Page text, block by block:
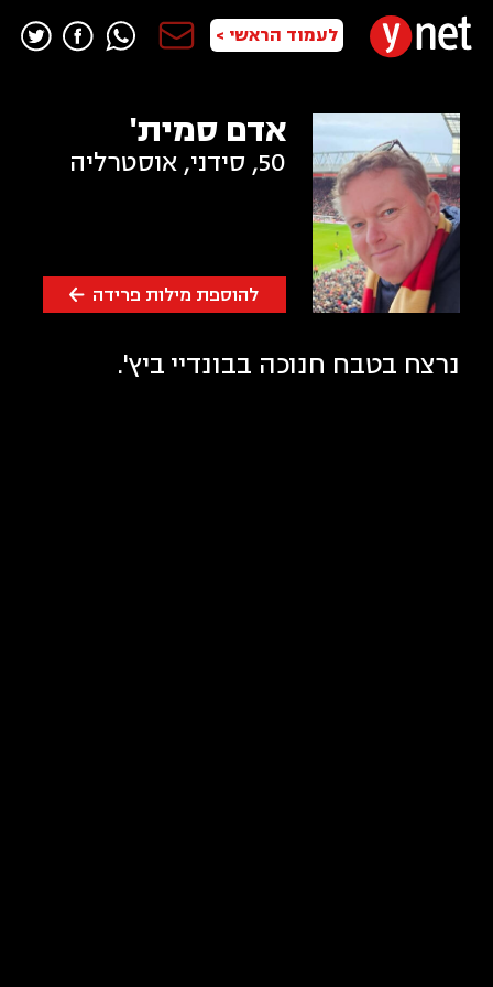
לעמוד הראשי >
להוספת מילות פרידה
אדם סמית'
50
, סידני, אוסטרליה
נרצח בטבח חנוכה בבונדיי ביץ'.